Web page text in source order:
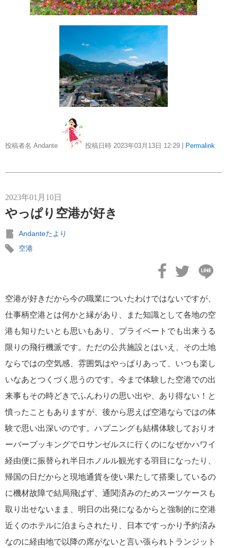
投稿者名 Andante 投稿日時 2023年03月13日 12:29 Permalink
2023年01月10日
やっぱり空港が好き
Andanteたより
空港
空港が好きだから今の職業についたわけではないですが、
仕事柄空港とは何かと縁があり、また知識として各地の空
港も知りたいとも思いもあり、プライベートでも出来うる
限りの飛行機派です。ただの公共施設とはいえ、その土地
ならではの空気感、雰囲気はやっぱりあって、いつも楽し
いなあとつくづく思うのです。今まで体験した空港での出
来事もその時どきでふんわりの思い出や、あり得ない！と
憤ったこともありますが、後から思えば空港ならではの体
験で思い出深いのです。ハプニングも結構体験しておりオ
ーバーブッキングでロサンゼルスに行くのになぜかハワイ
経由便に振替られ半日ホノルル観光する羽目になったり、
帰国の日だからと現地通貨を使い果たして搭乗しているの
に機材故障で結局飛ばず、通関済みのためスーツケースも
取り出せないまま、明日の出発になるからと強制的に空港
近くのホテルに泊まらされたり、日本ですっかり予約済み
なのに経由地で以降の席がないと言い張られトランジット